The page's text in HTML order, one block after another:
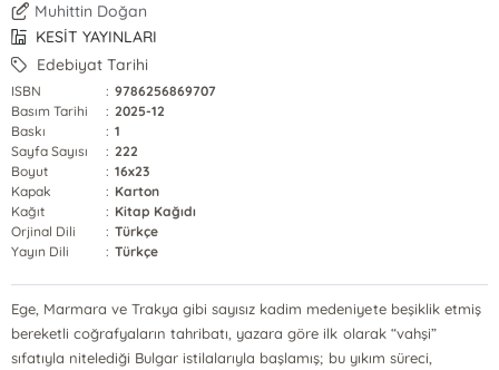
Muhittin Doğan
KESİT YAYINLARI
Edebiyat Tarihi
ISBN : 9786256869707
Basım Tarihi
: 2025-12
Baskı
: 1
Sayfa Sayısı
: 222
Boyut
: 16x23
Kapak
: Karton
Kağıt
: Kitap Kağıdı
Orjinal Dili
: Türkçe
Yayın Dili
: Türkçe
Ege, Marmara ve Trakya gibi sayısız kadim medeniyete beşiklik etmiş
bereketli coğrafyaların tahribatı, yazara göre ilk olarak “vahşi”
sıfatıyla nitelediği Bulgar istilalarıyla başlamış; bu yıkım süreci,